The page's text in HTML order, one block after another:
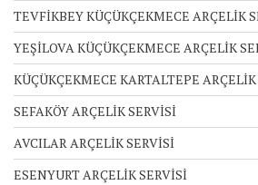
TEVFİKBEY KÜÇÜKÇEKMECE ARÇELİK
YEŞİLOVA KÜÇÜKÇEKMECE ARÇELİK
KÜÇÜKÇEKMECE KARTALTEPE
SEFAKÖY ARÇELİK SERVİSİ
AVCILAR ARÇELİK SERVİSİ
ESENYURT ARÇELİK SERVİSİ